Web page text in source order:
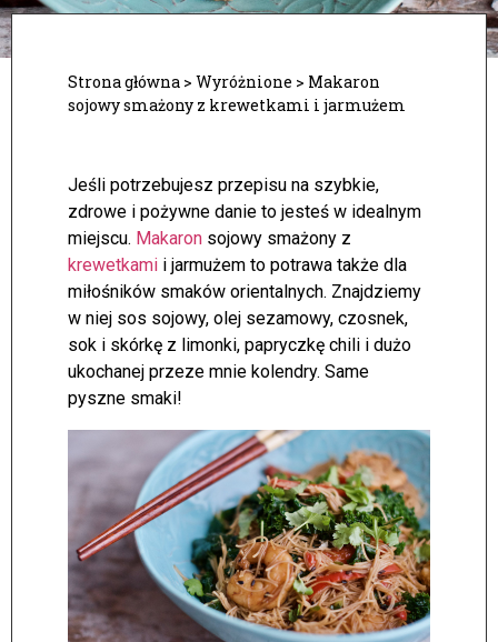
Strona główna > Wyróżnione > Makaron
sojowy smażony z krewetkami i jarmużem
Jeśli potrzebujesz przepisu na szybkie,
zdrowe i pożywne danie to jesteś w idealnym
miejscu. Makaron sojowy smażony z
krewetkami i jarmużem to potrawa także dla
miłośników smaków orientalnych. Znajdziemy
w niej sos sojowy, olej sezamowy, czosnek,
sok i skórkę z limonki, papryczkę chili i dużo
ukochanej przeze mnie kolendry. Same
pyszne smaki!